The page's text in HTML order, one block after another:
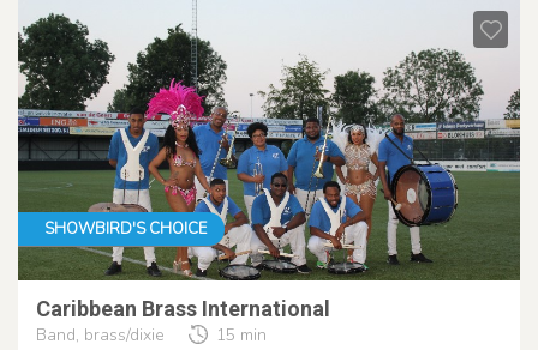
SHOWBIRD'S CHOICE
Caribbean Brass International
Band, brass/dixie 15 min